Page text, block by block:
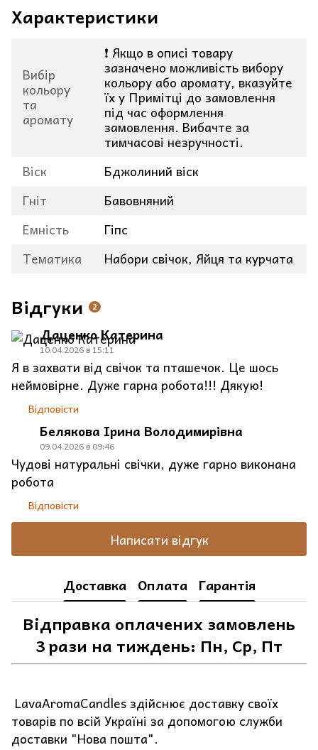
Характеристики
Вибір
кольору
та
аромату
❗ Якщо в описі товару
зазначено можливість вибору
кольору або аромату, вказуйте
їх у Примітці до замовлення
під час оформлення
замовлення. Вибачте за
тимчасові незручності.
Віск
Бджолиний віск
Гніт
Бавовняний
Емність
Гіпс
Тематика
Набори свічок, Яйця та курчата
Відгуки 2
Даценко Катерина
10.04.2026 в 15:11
Я в захвати від свічок та пташечок. Це шось
неймовірне. Дуже гарна робота!!! Дякую!
Відповісти
Белякова Ірина Володимирівна
09.04.2026 в 09:46
Чудові натуральні свічки, дуже гарно виконана
робота
Відповісти
Написати відгук
Доставка Оплата Гарантія
Відправка оплачених замовлень
3 рази на тиждень: Пн, Ср, Пт
LavaAromaCandles здійснює доставку своїх
товарів по всій Україні за допомогою служби
доставки "Нова пошта".